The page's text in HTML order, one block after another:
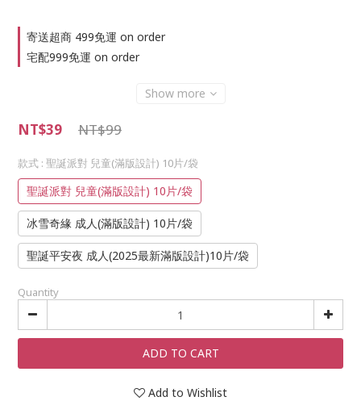
寄送超商 499免運 on order
宅配999免運 on order
Show more
NT$99
NT$39
款式 : 聖誕派對 兒童(滿版設計) 10片/袋
聖誕派對 兒童(滿版設計) 10片/袋
冰雪奇緣 成人(滿版設計) 10片/袋
聖誕平安夜 成人(2025最新滿版設計)10片/袋
Quantity
ADD TO CART
Add to Wishlist